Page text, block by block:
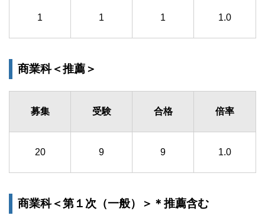
1 1 1 1.0
商業科＜推薦＞
募集 受験 合格 倍率
20 9 9 1.0
商業科＜第１次（一般）＞＊推薦含む